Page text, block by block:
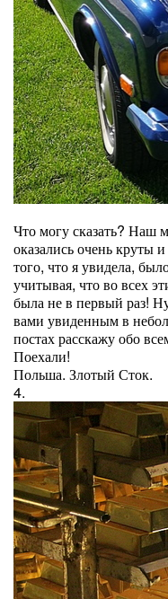
Что могу сказать? Наш
оказались очень круты
того, что я увидела,
учитывая, что во всех
была не в первый раз!
вами увиденным в
постах расскажу обо
Поехали!
Польша. Злотый Сток.
4.